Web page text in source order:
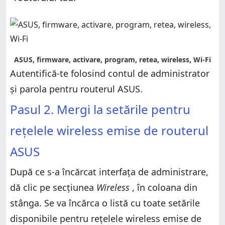
ASUS, firmware, activare, program, retea, wireless, Wi-Fi
Autentifică-te folosind contul de administrator
și parola pentru routerul ASUS.
Pasul 2. Mergi la setările pentru
rețelele wireless emise de routerul
ASUS
După ce s-a încărcat interfața de administrare,
dă clic pe secțiunea Wireless , în coloana din
stânga. Se va încărca o listă cu toate setările
disponibile pentru rețelele wireless emise de